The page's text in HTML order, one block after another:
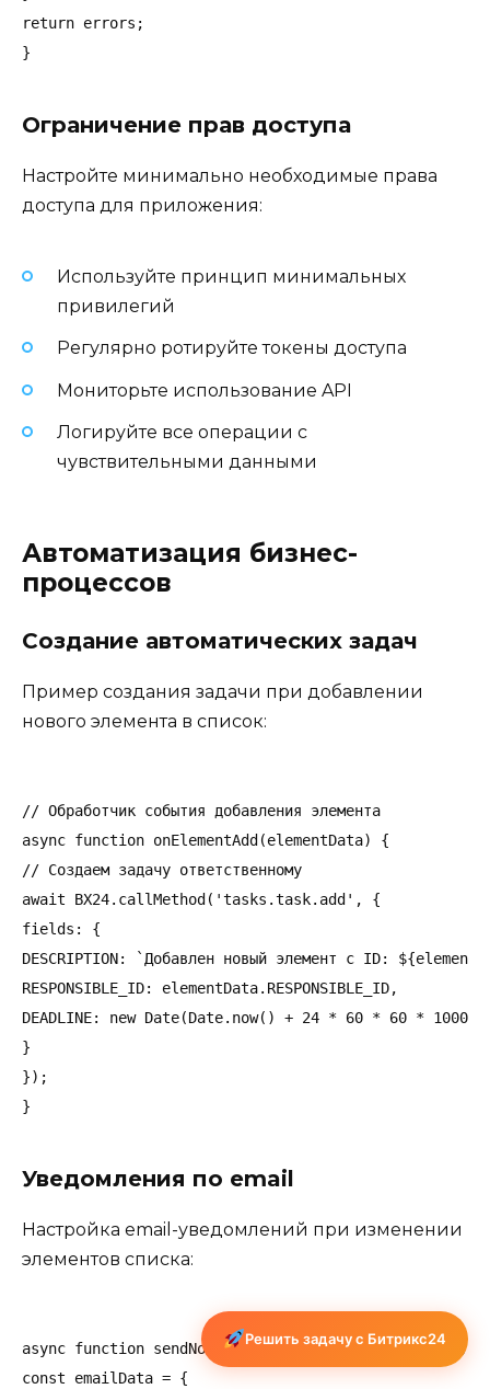
return errors;
Ограничение прав доступа
Настройте минимально необходимые права
доступа для приложения:
Используйте принцип минимальных
привилегий
Регулярно ротируйте токены доступа
Мониторьте использование API
Логируйте все операции с
чувствительными данными
Автоматизация бизнес-
процессов
Создание автоматических задач
Пример создания задачи при добавлении
нового элемента в список:
// Обработчик события добавления элемента
async function onElementAdd(elementData) {
// Создаем задачу ответственному
await BX24.callMethod('tasks.task.add', {
fields: {
DESCRIPTION: `Добавлен новый элемент с ID:
RESPONSIBLE_ID: elementData.RESPONSIBLE_ID,
DEADLINE: new Date(Date.now() + 24 * 60 * 60 *
}
});
Уведомления по email
Настройка email-уведомлений при изменении
элементов списка:
async function sendNotification(elementId, changes) {
const emailData = {
Решить задачу с Битрикс24